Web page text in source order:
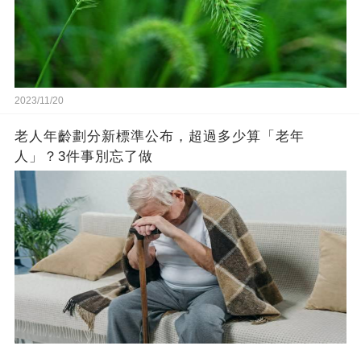
2023/11/20
老人年齡劃分新標準公布，超過多少算「老年
人」？3件事別忘了做